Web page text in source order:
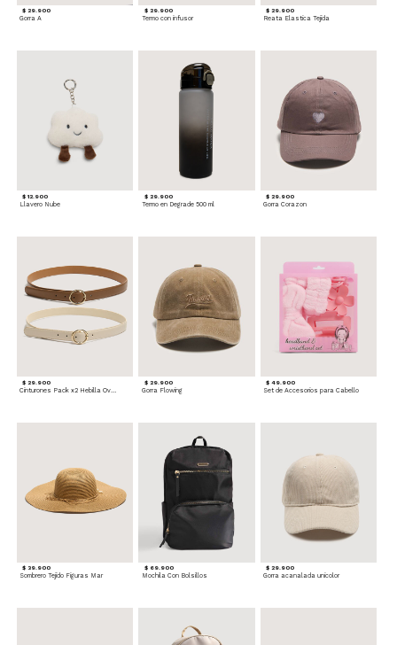
$ 29.900
Gorra A
$ 29.900
Termo con infusor
$ 29.900
Reata Elastica Tejida
$ 12.900
Llavero Nube
$ 29.900
Termo en Degrade 500 ml
$ 29.900
Gorra Corazon
$ 29.900 $ 29.900
Gorra Flowing
$ 49.900
Set de Accesorios para Cabello
$ 39.900
Sombrero Tejido Figuras Mar
$ 69.900
Mochila Con Bolsillos
$ 29.900
Gorra acanalada unicolor